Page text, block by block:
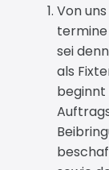
Von
sei
als
beginnt